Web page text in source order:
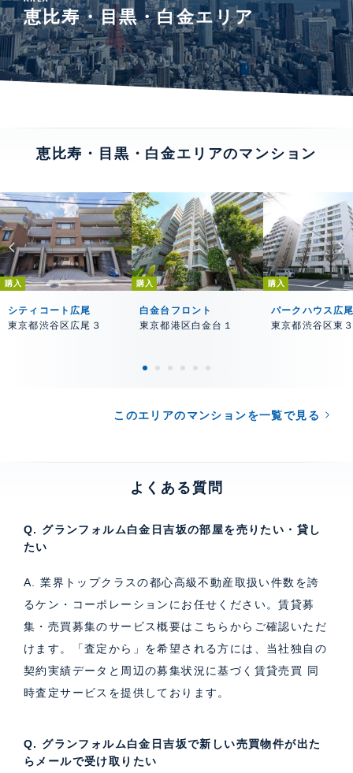
恵比寿・目黒・白金エリア
恵比寿・目黒・白金エリアのマンション
購入
シティコート広尾
東京都渋谷区広尾３
購入
白金台フロント
東京都港区白金台１
購入
パークハウス広
東京都渋谷区東
このエリアのマンションを一覧で見る
よくある質問
Q. グランフォルム白金日吉坂の部屋を売りたい・貸し
たい
A. 業界トップクラスの都心高級不動産取扱い件数を誇
るケン・コーポレーションにお任せください。賃貸募
集・売買募集のサービス概要はこちら からご確認いただ
けます。「査定から」を希望される方には、当社独自の
契約実績データと周辺の募集状況に基づく 賃貸売買 同
時査定サービス を提供しております。
Q. グランフォルム白金日吉坂で新しい売買物件が出た
らメールで受け取りたい